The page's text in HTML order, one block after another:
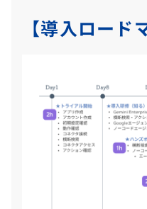
【導入ロード